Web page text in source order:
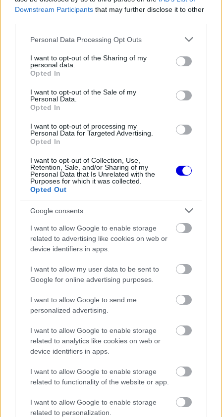
Downstream Participants that may further disclose it to other
Please note that this website/app uses one or more Google
not limited to your visit or usage behaviour. You may click to
grant or deny consent to Google and its third-party tags to
use your data for below specified purposes in below Google
consent section.
Personal Data Processing Opt Outs
I want to opt-out of the Sharing of my
personal data.
Opted In
I want to opt-out of the Sale of my
Personal Data.
Opted In
I want to opt-out of processing my
Personal Data for Targeted Advertising.
Opted In
I want to opt-out of Collection, Use,
Retention, Sale, and/or Sharing of my
Personal Data that Is Unrelated with the
Purposes for which it was collected.
Opted Out
Google consents
I want to allow Google to enable storage
related to advertising like cookies on web or
device identifiers in apps.
I want to allow my user data to be sent to
Google for online advertising purposes.
I want to allow Google to send me
personalized advertising.
I want to allow Google to enable storage
related to analytics like cookies on web or
device identifiers in apps.
I want to allow Google to enable storage
related to functionality of the website or app.
I want to allow Google to enable storage
related to personalization.
Hill elismerte, hogy nézőként nehéz követni, mikor
melyik versenyző használja a plusz energiát.
„A 2026-os szabályok számomra kissé
a boostot és hasonló dolgokat” – mondta az
Szerinte a megszokott forgatókönyv felborult.
„Hirtelen lát egy előzést az ember. Korábban
felzárkózik, benéz, majd megelőzi a másikat és